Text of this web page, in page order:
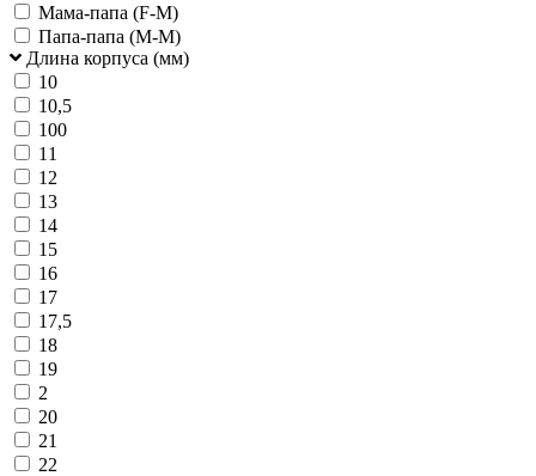
Мама-папа (F-M)
Папа-папа (M-M)
Длина корпуса (мм)
10
10,5
100
11
12
13
14
15
16
17
17,5
18
19
2
20
21
22